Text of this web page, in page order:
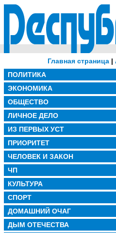
Главная страница |
ПОЛИТИКА
ЭКОНОМИКА
ОБЩЕСТВО
ЛИЧНОЕ ДЕЛО
ИЗ ПЕРВЫХ УСТ
ПРИОРИТЕТ
ЧЕЛОВЕК И ЗАКОН
ЧП
КУЛЬТУРА
СПОРТ
ДОМАШНИЙ ОЧАГ
ДЫМ ОТЕЧЕСТВА